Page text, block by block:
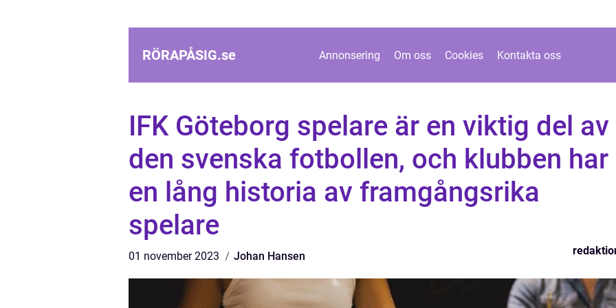
RÖRAPÅSIG.se Annonsering Om oss Cookies Kontakta oss
IFK Göteborg spelare är en viktig del av
den svenska fotbollen, och klubben har
en lång historia av framgångsrika
spelare
01 november 2023 Johan Hansen